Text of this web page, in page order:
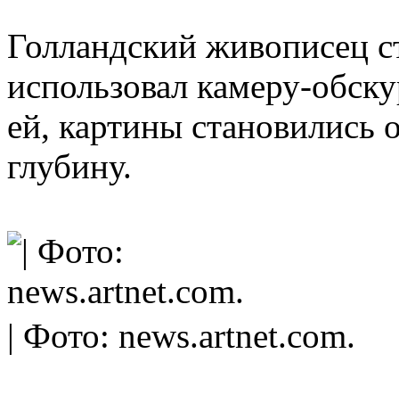
Голландский живописец
использовал камеру-
ей, картины
глубину.
| Фото: news.artnet.com.